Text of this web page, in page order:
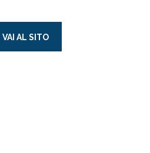
VAI AL SITO